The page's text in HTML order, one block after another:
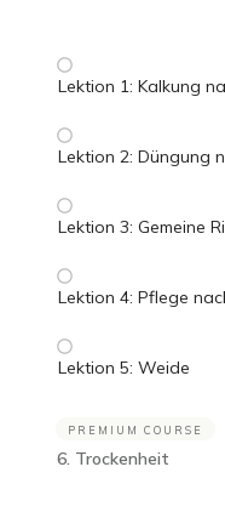
Lektion 1: Kalkung
Lektion 2: Düngung
Lektion 3: Gemeine
Lektion 4: Pflege
Lektion 5: Weide
PREMIUM COURSE
6. Trockenheit